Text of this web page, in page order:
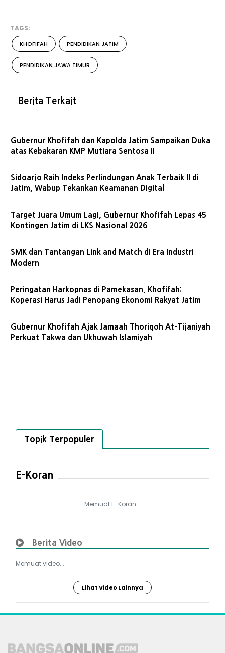
TAGS:
KHOFIFAH PENDIDIKAN JATIM
PENDIDIKAN JAWA TIMUR
Berita Terkait
Gubernur Khofifah dan Kapolda Jatim Sampaikan Duka
atas Kebakaran KMP Mutiara Sentosa II
Sidoarjo Raih Indeks Perlindungan Anak Terbaik II di
Jatim, Wabup Tekankan Keamanan Digital
Target Juara Umum Lagi, Gubernur Khofifah Lepas 45
Kontingen Jatim di LKS Nasional 2026
SMK dan Tantangan Link and Match di Era Industri
Modern
Peringatan Harkopnas di Pamekasan, Khofifah:
Koperasi Harus Jadi Penopang Ekonomi Rakyat Jatim
Gubernur Khofifah Ajak Jamaah Thoriqoh At-Tijaniyah
Perkuat Takwa dan Ukhuwah Islamiyah
Topik Terpopuler
E-Koran
Memuat E-Koran...
Berita Video
Memuat video...
Lihat Video Lainnya